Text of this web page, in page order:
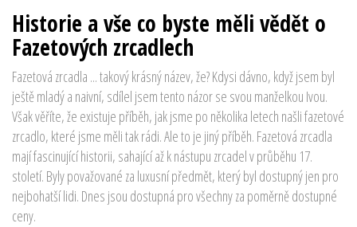
Historie a vše co byste měli vědět o
Fazetových zrcadlech
Fazetová zrcadla ... takový krásný název, že? Kdysi dávno, když jsem byl
ještě mladý a naivní, sdílel jsem tento názor se svou manželkou Ivou.
Však věříte, že existuje příběh, jak jsme po několika letech našli fazetové
zrcadlo, které jsme měli tak rádi. Ale to je jiný příběh. Fazetová zrcadla
mají fascinující historii, sahající až k nástupu zrcadel v průběhu 17.
století. Byly považované za luxusní předmět, který byl dostupný jen pro
nejbohatší lidi. Dnes jsou dostupná pro všechny za poměrně dostupné
ceny.